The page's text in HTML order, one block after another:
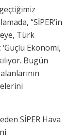
“SİPER’in
Türk
Ekonomi,
Bugün
SİPER Hava